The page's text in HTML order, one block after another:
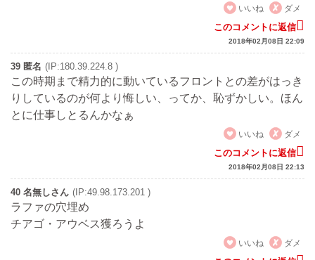
いいね
ダメ
このコメントに返信
2018年02月08日 22:09
39 匿名 (IP:180.39.224.8 )
この時期まで精力的に動いているフロントとの差がはっき
りしているのが何より悔しい、ってか、恥ずかしい。ほん
とに仕事しとるんかなぁ
いいね
ダメ
このコメントに返信
2018年02月08日 22:13
40 名無しさん (IP:49.98.173.201 )
ラファの穴埋め
チアゴ・アウベス獲ろうよ
いいね
ダメ